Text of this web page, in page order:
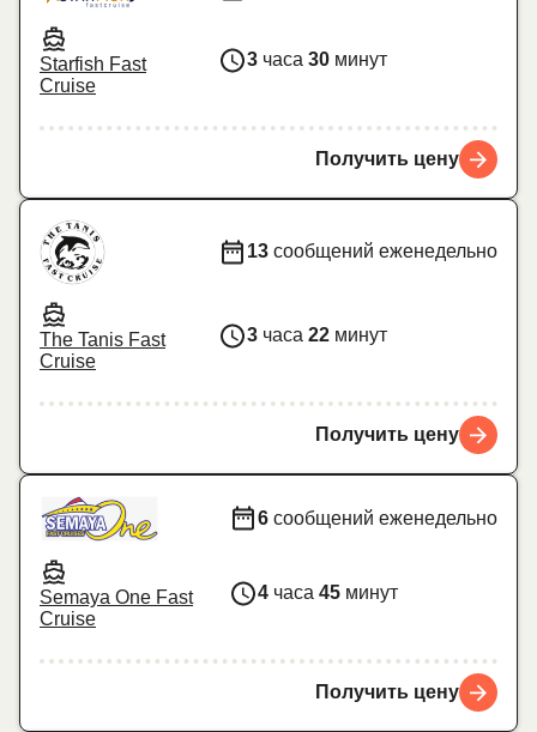
Starfish Fast
Cruise
3 часа 30 минут
Получить цену
The Tanis Fast
Cruise
13 сообщений еженедельно
3 часа 22 минут
Получить цену
Semaya One Fast
Cruise
6 сообщений еженедельно
4 часа 45 минут
Получить цену